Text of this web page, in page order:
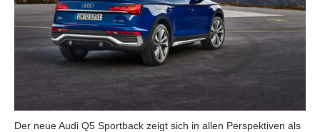
Der neue Audi Q5 Sportback zeigt sich in allen Perspektiven als